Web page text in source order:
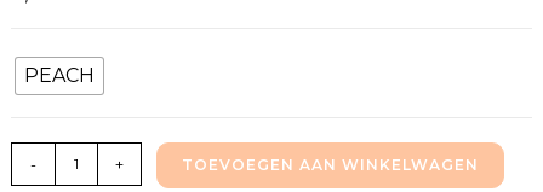
PEACH
- + TOEVOEGEN AAN WINKELWAGEN